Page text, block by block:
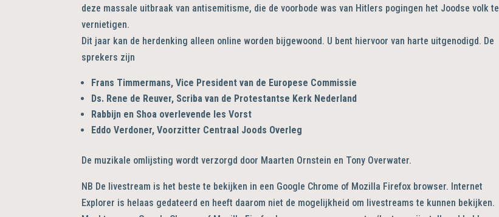
deze massale uitbraak van antisemitisme, die de voorbode was van Hitlers pogingen het Joodse volk te
vernietigen.
Dit jaar kan de herdenking alleen online worden bijgewoond. U bent hiervoor van harte uitgenodigd. De
sprekers zijn
Frans Timmermans, Vice President van de Europese Commissie
Ds. Rene de Reuver, Scriba van de Protestantse Kerk Nederland
Rabbijn en Shoa overlevende Ies Vorst
Eddo Verdoner, Voorzitter Centraal Joods Overleg
De muzikale omlijsting wordt verzorgd door Maarten Ornstein en Tony Overwater.
NB De livestream is het beste te bekijken in een Google Chrome of Mozilla Firefox browser. Internet
Explorer is helaas gedateerd en heeft daarom niet de mogelijkheid om livestreams te kunnen bekijken.